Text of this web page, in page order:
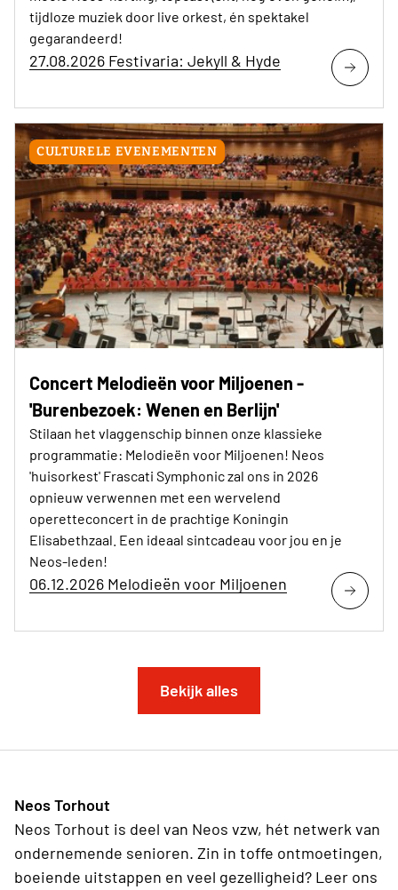
tijdloze muziek door live orkest, én spektakel
gegarandeerd!
27.08.2026 Festivaria: Jekyll & Hyde
CULTURELE EVENEMENTEN
Concert Melodieën voor Miljoenen -
'Burenbezoek: Wenen en Berlijn'
Stilaan het vlaggenschip binnen onze klassieke
programmatie: Melodieën voor Miljoenen! Neos
'huisorkest' Frascati Symphonic zal ons in 2026
opnieuw verwennen met een wervelend
operetteconcert in de prachtige Koningin
Elisabethzaal. Een ideaal sintcadeau voor jou en je
Neos-leden!
06.12.2026 Melodieën voor Miljoenen
Bekijk alles
Neos Torhout
Neos Torhout is deel van Neos vzw, hét netwerk van
ondernemende senioren. Zin in toffe ontmoetingen,
boeiende uitstappen en veel gezelligheid? Leer ons